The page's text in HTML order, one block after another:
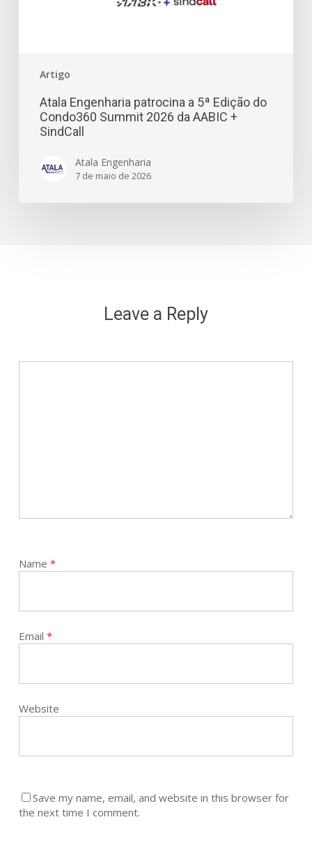
Artigo
Atala Engenharia patrocina a 5ª Edição do
Condo360 Summit 2026 da AABIC +
SindCall
Atala Engenharia
7 de maio de 2026
Leave a Reply
Name *
Email *
Website
Save my name, email, and website in this browser for
the next time I comment.